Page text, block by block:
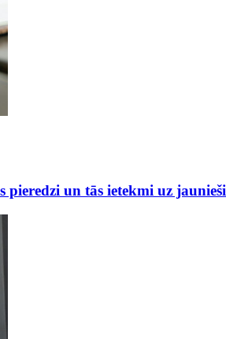
un tās ietekmi uz